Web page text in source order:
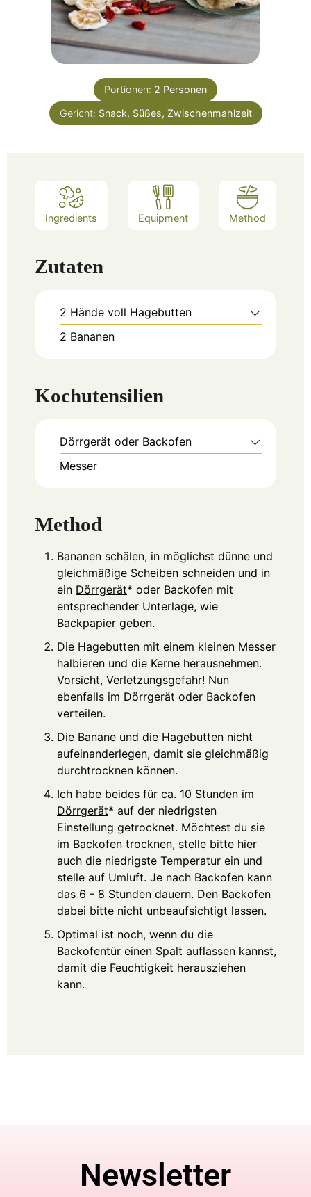
Portionen: 2 Personen
Gericht: Snack, Süßes, Zwischenmahlzeit
Ingredients Equipment Method
Zutaten
2 Hände voll Hagebutten
2 Bananen
Kochutensilien
Dörrgerät oder Backofen
Messer
Method
Bananen schälen, in möglichst dünne und
gleichmäßige Scheiben schneiden und in
ein Dörrgerät* oder Backofen mit
entsprechender Unterlage, wie
Backpapier geben.
Die Hagebutten mit einem kleinen Messer
halbieren und die Kerne herausnehmen.
Vorsicht, Verletzungsgefahr! Nun
ebenfalls im Dörrgerät oder Backofen
verteilen.
Die Banane und die Hagebutten nicht
aufeinanderlegen, damit sie gleichmäßig
durchtrocknen können.
Ich habe beides für ca. 10 Stunden im
Dörrgerät* auf der niedrigsten
Einstellung getrocknet. Möchtest du sie
im Backofen trocknen, stelle bitte hier
auch die niedrigste Temperatur ein und
stelle auf Umluft. Je nach Backofen kann
das 6 - 8 Stunden dauern. Den Backofen
dabei bitte nicht unbeaufsichtigt lassen.
Optimal ist noch, wenn du die
Backofentür einen Spalt auflassen kannst,
damit die Feuchtigkeit herausziehen
kann.
Newsletter